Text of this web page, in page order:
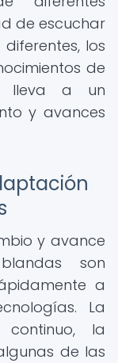
de escuchar
los
de
lleva a un
y avances
y avance
son
a
La
la
de las